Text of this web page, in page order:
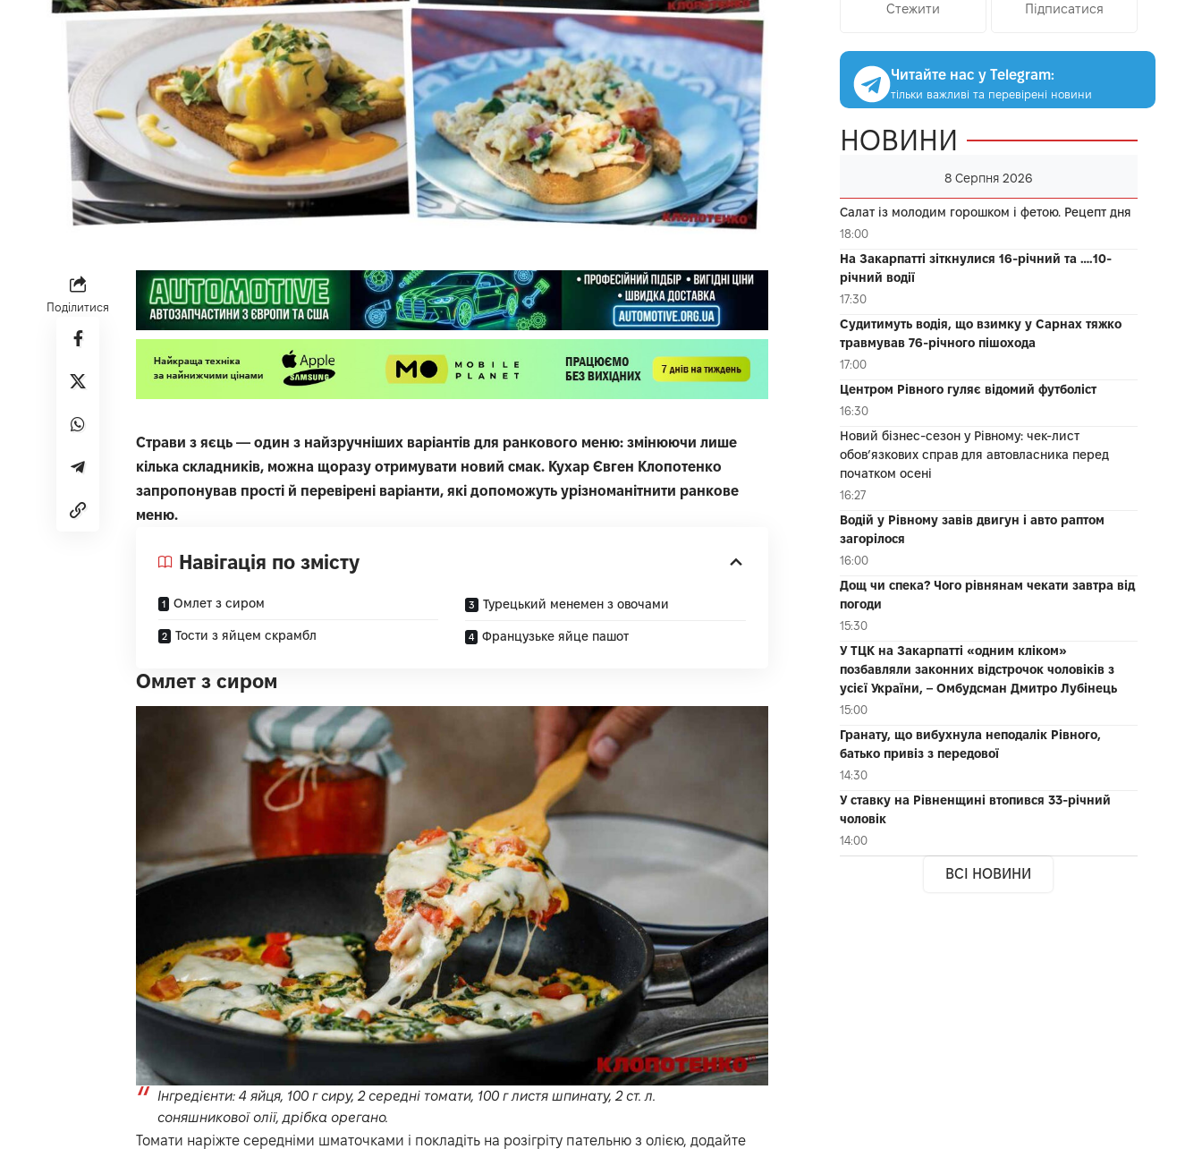
Поділитися
Страви з яєць — один з найзручніших варіантів для ранкового меню: змінюючи лише
кілька складників, можна щоразу отримувати новий смак. Кухар Євген Клопотенко
запропонував прості й перевірені варіанти, які допоможуть урізноманітнити ранкове
меню.
Навігація по змісту
Омлет з сиром
Тости з яйцем скрамбл
Турецький менемен з овочами
Французьке яйце пашот
Омлет з сиром
Інгредієнти: 4 яйця, 100 г сиру, 2 середні томати, 100 г листя шпинату, 2 ст. л.
соняшникової олії, дрібка орегано.
Томати наріжте середніми шматочками і покладіть на розігріту пательню з олією, додайте
Стежити Підписатися
Читайте нас у Telegram:
тільки важливі та перевірені новини
НОВИНИ
8 Серпня 2026
Салат із молодим горошком і фетою. Рецепт дня
18:00
На Закарпатті зіткнулися 16-річний та ….10-
річний водії
17:30
Судитимуть водія, що взимку у Сарнах тяжко
травмував 76-річного пішохода
17:00
Центром Рівного гуляє відомий футболіст
16:30
Новий бізнес-сезон у Рівному: чек-лист
обов’язкових справ для автовласника перед
початком осені
16:27
Водій у Рівному завів двигун і авто раптом
загорілося
16:00
Дощ чи спека? Чого рівнянам чекати завтра від
погоди
15:30
У ТЦК на Закарпатті «одним кліком»
позбавляли законних відстрочок чоловіків з
усієї України, – Омбудсман Дмитро Лубінець
15:00
Гранату, що вибухнула неподалік Рівного,
батько привіз з передової
14:30
У ставку на Рівненщині втопився 33-річний
чоловік
14:00
ВСІ НОВИНИ